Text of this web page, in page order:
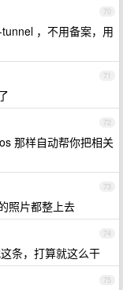
70
，不用备案，用
71
72
那样自动帮你把相关
73
照片都整上去
74
条，打算就这么干
75